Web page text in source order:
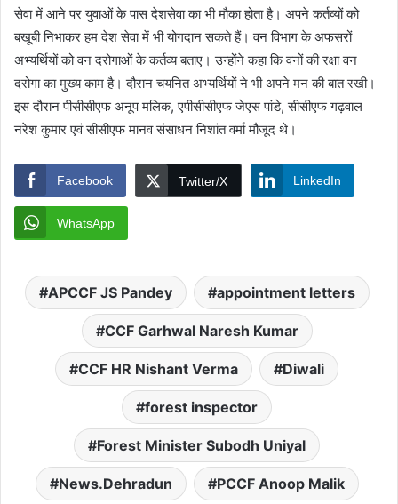
सेवा में आने पर युवाओं के पास देशसेवा का भी मौका होता है। अपने कर्तव्यों को
बखूबी निभाकर हम देश सेवा में भी योगदान सकते हैं। वन विभाग के अफसरों
अभ्यर्थियों को वन दरोगाओं के कर्तव्य बताए। उन्होंने कहा कि वनों की रक्षा वन
दरोगा का मुख्य काम है। दौरान चयनित अभ्यर्थियों ने भी अपने मन की बात रखी।
इस दौरान पीसीसीएफ अनूप मलिक, एपीसीसीएफ जेएस पांडे, सीसीएफ गढ़वाल
नरेश कुमार एवं सीसीएफ मानव संसाधन निशांत वर्मा मौजूद थे।
Facebook Twitter/X LinkedIn
WhatsApp
APCCF JS Pandey appointment letters
CCF Garhwal Naresh Kumar
CCF HR Nishant Verma Diwali
forest inspector
Forest Minister Subodh Uniyal
News.Dehradun PCCF Anoop Malik